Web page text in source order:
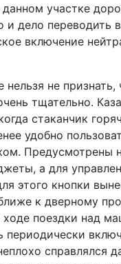
участке
и дело переводить
включение
нельзя не
тщательно.
стаканчик
удобно
Предусмотрены
а для
этого кнопки
к дверному
ходе поездки над
периодически
справлялся